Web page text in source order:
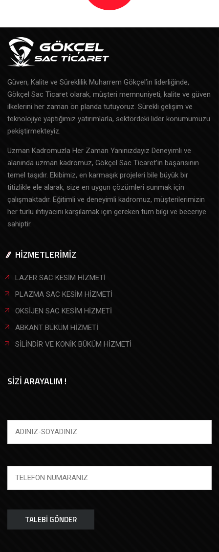
Güven, Kalite ve Süreklilik Muharrem Gökçel’in liderliğinde,
Gökçel Sac Ticaret olarak, müşteri memnuniyeti, kalite ve güven
ilkelerini her zaman ön planda tutuyoruz. Sürekli gelişim ve
teknolojiye yaptığımız yatırımlarla, sektördeki lider konumumuzu
pekiştirmekteyiz.
Uzman Kadromuzla Her Zaman Yanınızdayız Deneyimli ve
alanında uzman kadromuz, Gökçel Sac Ticaret’in başarısının
temel taşıdır. Ekibimiz, en karmaşık projeleri bile büyük bir
titizlikle ele alarak, size en uygun çözümleri sunmak için
çalışmaktadır. Eğitimli ve deneyimli kadromuz, müşterilerimizin
her türlü ihtiyacını karşılamak için gereken tüm bilgi ve beceriye
sahiptir.
HİZMETLERİMİZ
LAZER SAC KESİM HİZMETİ
PLAZMA SAC KESİM HİZMETİ
OKSİJEN SAC KESİM HİZMETİ
ABKANT BÜKÜM HİZMETİ
SİLİNDİR VE KONİK BÜKÜM HİZMETİ
SİZİ ARAYALIM !